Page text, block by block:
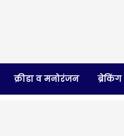
क्रीडा व मनोरंजन ब्रेकिंग